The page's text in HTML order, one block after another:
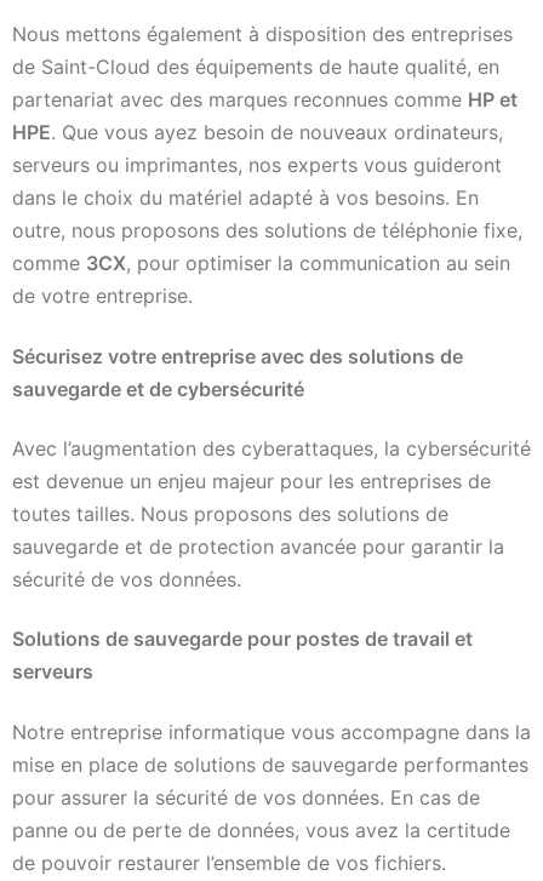
Nous mettons également à disposition des entreprises
de Saint-Cloud des équipements de haute qualité, en
partenariat avec des marques reconnues comme HP et
HPE. Que vous ayez besoin de nouveaux ordinateurs,
serveurs ou imprimantes, nos experts vous guideront
dans le choix du matériel adapté à vos besoins. En
outre, nous proposons des solutions de téléphonie fixe,
comme 3CX, pour optimiser la communication au sein
de votre entreprise.
Sécurisez votre entreprise avec des solutions de
sauvegarde et de cybersécurité
Avec l’augmentation des cyberattaques, la cybersécurité
est devenue un enjeu majeur pour les entreprises de
toutes tailles. Nous proposons des solutions de
sauvegarde et de protection avancée pour garantir la
sécurité de vos données.
Solutions de sauvegarde pour postes de travail et
serveurs
Notre entreprise informatique vous accompagne dans la
mise en place de solutions de sauvegarde performantes
pour assurer la sécurité de vos données. En cas de
panne ou de perte de données, vous avez la certitude
de pouvoir restaurer l’ensemble de vos fichiers.